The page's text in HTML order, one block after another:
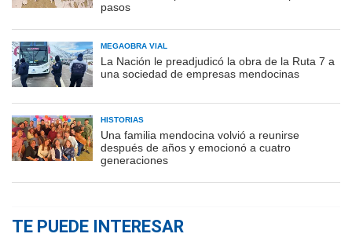
pasos
MEGAOBRA VIAL
La Nación le preadjudicó la obra de la Ruta 7 a
una sociedad de empresas mendocinas
HISTORIAS
Una familia mendocina volvió a reunirse
después de años y emocionó a cuatro
generaciones
TE PUEDE INTERESAR